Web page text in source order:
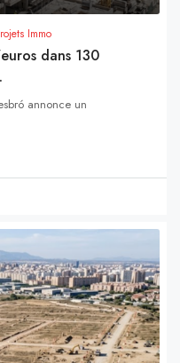
Immo
dans 130
annonce un